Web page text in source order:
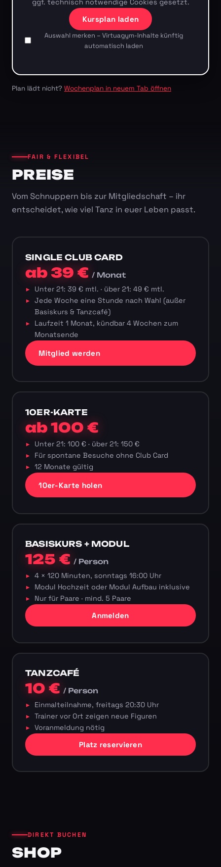
ggf. technisch notwendige Cookies gesetzt.
Kursplan laden
Auswahl merken – Virtuagym-Inhalte künftig
automatisch laden
Plan lädt nicht? Wochenplan in neuem Tab öffnen
FAIR & FLEXIBEL
PREISE
Vom Schnuppern bis zur Mitgliedschaft – ihr
entscheidet, wie viel Tanz in euer Leben passt.
SINGLE CLUB CARD
ab 39 €/ Monat
Unter 21: 39 € mtl. · über 21: 49 € mtl.
Jede Woche eine Stunde nach Wahl (außer
Basiskurs & Tanzcafé)
Laufzeit 1 Monat, kündbar 4 Wochen zum
Monatsende
Mitglied werden
10ER-KARTE
ab 100 €
Unter 21: 100 € · über 21: 150 €
Für spontane Besuche ohne Club Card
12 Monate gültig
10er-Karte holen
BASISKURS + MODUL
125 €/ Person
4 × 120 Minuten, sonntags 16:00 Uhr
Modul Hochzeit oder Modul Aufbau inklusive
Nur für Paare · mind. 5 Paare
Anmelden
TANZCAFÉ
10 €/ Person
Einmalteilnahme, freitags 20:30 Uhr
Trainer vor Ort zeigen neue Figuren
Voranmeldung nötig
Platz reservieren
DIREKT BUCHEN
SHOP